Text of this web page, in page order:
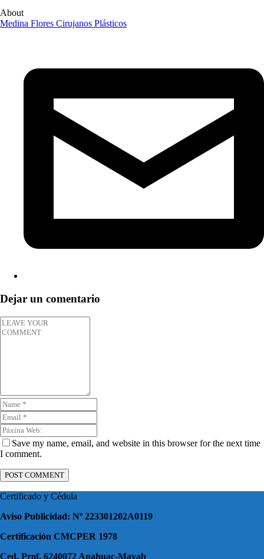
About
Medina Flores Cirujanos Plásticos
Dejar un comentario
Save my name, email, and website in this browser for the next time
I comment.
Certificado y Cédula
Aviso Publicidad: Nº 223301202A0119
Certificación CMCPER 1978
Ced. Prof. 6240072 Anahuac-Mayab